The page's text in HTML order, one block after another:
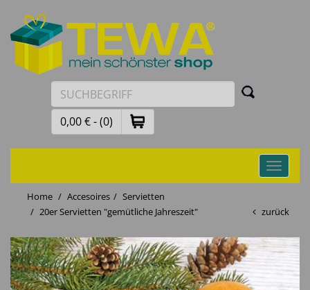
0,00 € - (0)
Toggle
Home
Accesoires
Servietten
20er Servietten "gemütliche Jahreszeit"
zurück